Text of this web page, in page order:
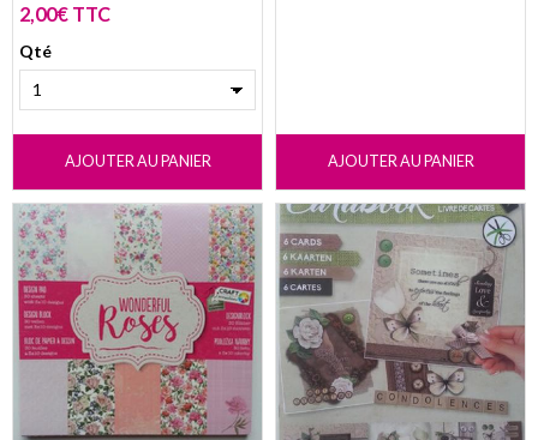
2,00€ TTC
Qté
AJOUTER AU PANIER AJOUTER AU PANIER